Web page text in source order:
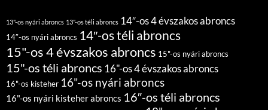
13"-os nyári abroncs 13"-os téli abroncs 14″-os 4 évszakos abroncs
14″-os nyári abroncs 14″-os téli abroncs
15"-os 4 évszakos abroncs 15"-os nyári abroncs
15"-os téli abroncs 16"-os 4 évszakos abroncs
16"-os kisteher 16"-os nyári abroncs
16"-os nyári kisteher abroncs 16″-os téli abroncs